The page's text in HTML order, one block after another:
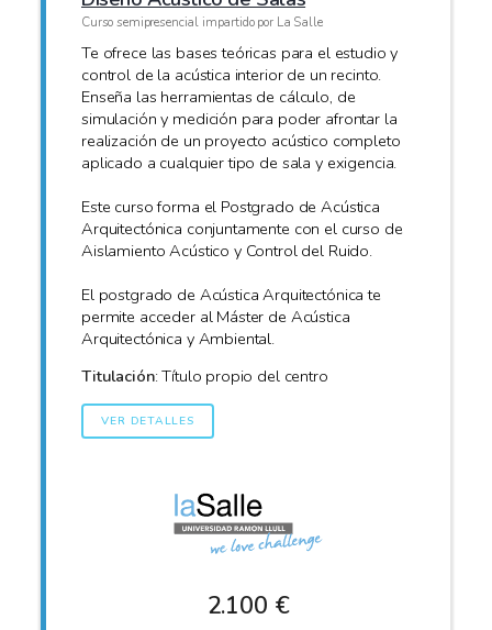
Curso semipresencial impartido por La Salle
Te ofrece las bases teóricas para el estudio y
control de la acústica interior de un recinto.
Enseña las herramientas de cálculo, de
simulación y medición para poder afrontar la
realización de un proyecto acústico completo
aplicado a cualquier tipo de sala y exigencia.
Este curso forma el Postgrado de Acústica
Arquitectónica conjuntamente con el curso de
Aislamiento Acústico y Control del Ruido.
El postgrado de Acústica Arquitectónica te
permite acceder al Máster de Acústica
Arquitectónica y Ambiental.
Titulación: Título propio del centro
VER DETALLES
2.100 €